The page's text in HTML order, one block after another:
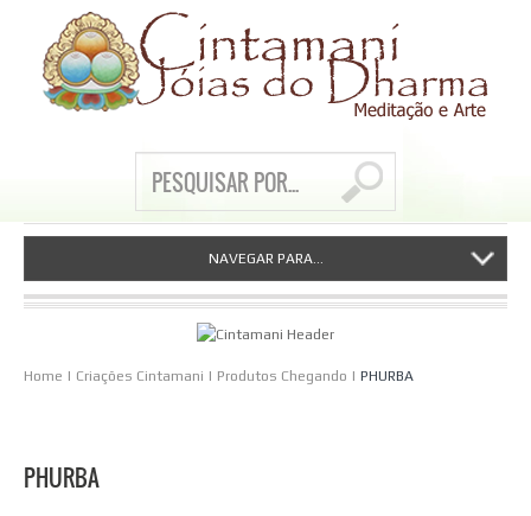
NAVEGAR PARA...
Home | Criações Cintamani | Produtos Chegando | PHURBA
PHURBA